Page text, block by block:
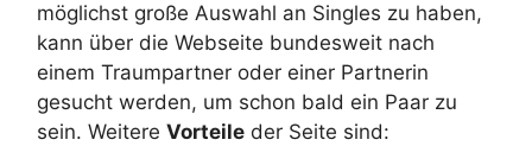
möglichst große Auswahl an Singles zu haben,
kann über die Webseite bundesweit nach
einem Traumpartner oder einer Partnerin
gesucht werden, um schon bald ein Paar zu
sein. Weitere Vorteile der Seite sind: